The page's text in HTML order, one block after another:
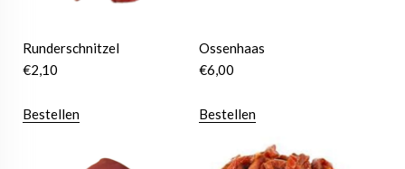
Runderschnitzel
€2,10
Bestellen
Ossenhaas
€6,00
Bestellen